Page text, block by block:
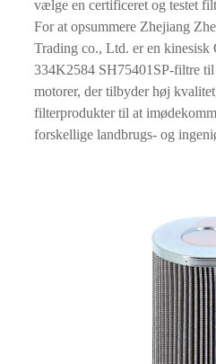
vælge en certificeret og testet
For at opsummere Zhejiang
Trading co., Ltd. er en kinesisk
334K2584 SH75401SP-filtre til
motorer, der tilbyder høj
filterprodukter til at
forskellige landbrugs- og